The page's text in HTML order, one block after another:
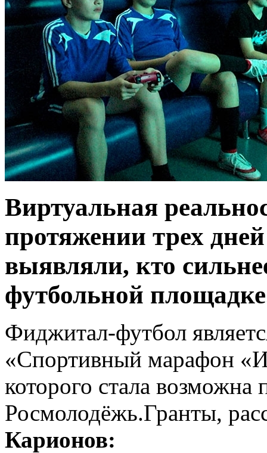
Виртуальная
протяжении трех
выявляли, кто
футбольной
Фиджитал-футбол
«Спортивный марафон
которого стала возможна
Росмолодёжь.Гранты,
Карионов: